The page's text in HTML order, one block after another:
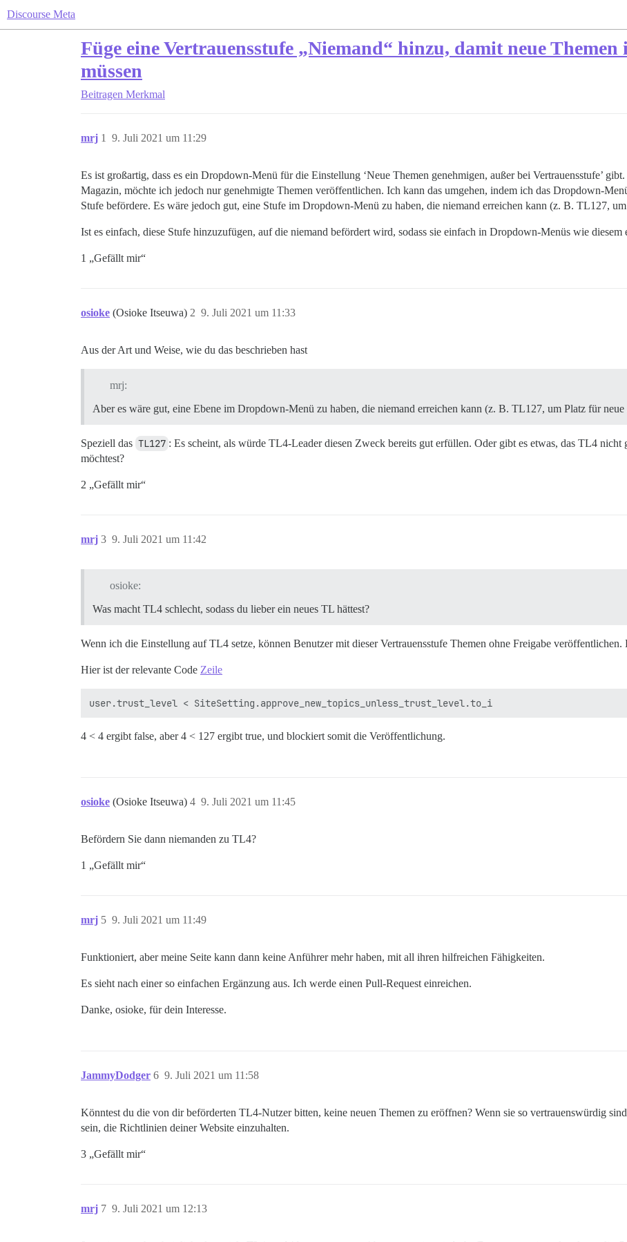
Discourse Meta
Füge eine Vertrauensstufe „Niemand“ hinzu, damit neue
müssen
Beitragen Merkmal
mrj 9. Juli 2021 um 11:29
1
Es ist großartig, dass es ein Dropdown-Menü für die Einstellung ‘Neue Themen genehmigen, außer bei Vertrauensstufe’
Magazin, möchte ich jedoch nur genehmigte Themen veröffentlichen. Ich kann das umgehen, indem ich das Dropdown-
Stufe befördere. Es wäre jedoch gut, eine Stufe im Dropdown-Menü zu haben, die niemand erreichen kann (z. B. TL127,
Ist es einfach, diese Stufe hinzuzufügen, auf die niemand befördert wird, sodass sie einfach in Dropdown-Menüs wie diesem
1 „Gefällt mir“
osioke (Osioke Itseuwa) 9. Juli 2021 um 11:33
2
Aus der Art und Weise, wie du das beschrieben hast
mrj:
Aber es wäre gut, eine Ebene im Dropdown-Menü zu haben, die niemand erreichen kann (z. B. TL127, um Platz für neue
Speziell das TL127 : Es scheint, als würde TL4-Leader diesen Zweck bereits gut erfüllen. Oder gibt es etwas, das TL4 nicht
möchtest?
2 „Gefällt mir“
mrj 9. Juli 2021 um 11:42
3
osioke:
Was macht TL4 schlecht, sodass du lieber ein neues TL hättest?
Wenn ich die Einstellung auf TL4 setze, können Benutzer mit dieser Vertrauensstufe Themen ohne Freigabe veröffentlichen.
Hier ist der relevante Code Zeile
4 < 4 ergibt false, aber 4 < 127 ergibt true, und blockiert somit die Veröffentlichung.
osioke (Osioke Itseuwa) 9. Juli 2021 um 11:45
4
Befördern Sie dann niemanden zu TL4?
1 „Gefällt mir“
mrj 9. Juli 2021 um 11:49
5
Funktioniert, aber meine Seite kann dann keine Anführer mehr haben, mit all ihren hilfreichen Fähigkeiten.
Es sieht nach einer so einfachen Ergänzung aus. Ich werde einen Pull-Request einreichen.
Danke, osioke, für dein Interesse.
JammyDodger 9. Juli 2021 um 11:58
6
Könntest du die von dir beförderten TL4-Nutzer bitten, keine neuen Themen zu eröffnen? Wenn sie so vertrauenswürdig
sein, die Richtlinien deiner Website einzuhalten.
3 „Gefällt mir“
mrj 9. Juli 2021 um 12:13
7